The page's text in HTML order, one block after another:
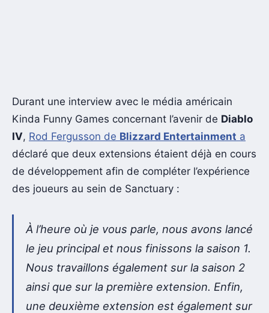
Durant une interview avec le média américain
Kinda Funny Games concernant l’avenir de Diablo
IV, Rod Fergusson de Blizzard Entertainment a
déclaré que deux extensions étaient déjà en cours
de développement afin de compléter l’expérience
des joueurs au sein de Sanctuary :
À l’heure où je vous parle, nous avons lancé
le jeu principal et nous finissons la saison 1.
Nous travaillons également sur la saison 2
ainsi que sur la première extension. Enfin,
une deuxième extension est également sur